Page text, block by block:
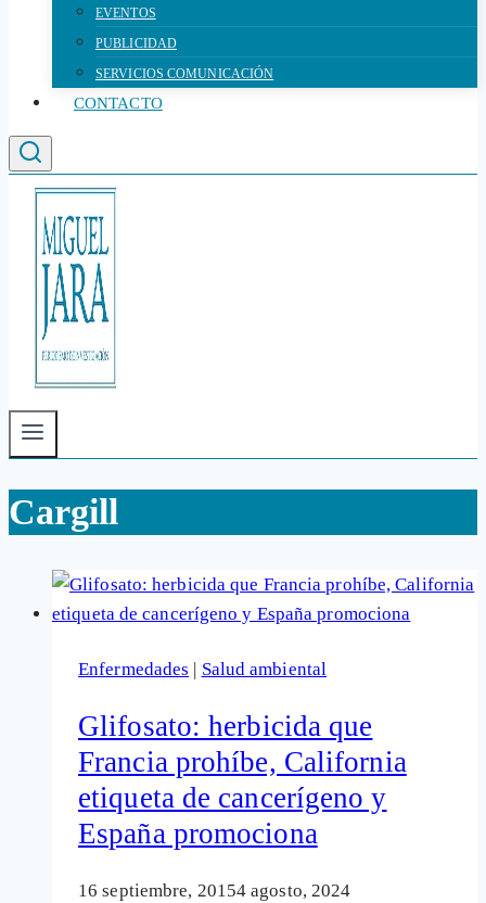
EVENTOS
PUBLICIDAD
SERVICIOS COMUNICACIÓN
CONTACTO
Cargill
Enfermedades Salud ambiental
Glifosato: herbicida que
Francia prohíbe, California
etiqueta de cancerígeno y
España promociona
16 septiembre, 20154 agosto, 2024